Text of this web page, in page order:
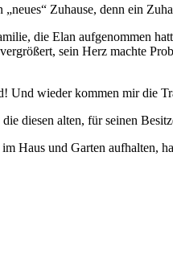
Zuhause, denn ein
die Elan aufgenommen
sein Herz machte
Und wieder kommen mir die
diesen alten, für seinen
Haus und Garten aufhalten,